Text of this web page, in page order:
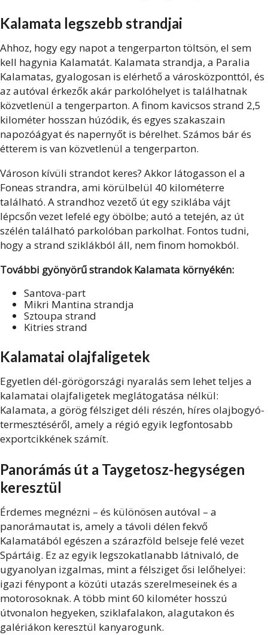
Kalamata legszebb strandjai
Ahhoz, hogy egy napot a tengerparton töltsön, el sem
kell hagynia Kalamatát. Kalamata strandja, a Paralia
Kalamatas, gyalogosan is elérhető a városközponttól, és
az autóval érkezők akár parkolóhelyet is találhatnak
közvetlenül a tengerparton. A finom kavicsos strand 2,5
kilométer hosszan húzódik, és egyes szakaszain
napozóágyat és napernyőt is bérelhet. Számos bár és
étterem is van közvetlenül a tengerparton.
Városon kívüli strandot keres? Akkor látogasson el a
Foneas strandra, ami körülbelül 40 kilométerre
található. A strandhoz vezető út egy sziklába vájt
lépcsőn vezet lefelé egy öbölbe; autó a tetején, az út
szélén található parkolóban parkolhat. Fontos tudni,
hogy a strand sziklákból áll, nem finom homokból.
További gyönyörű strandok Kalamata környékén:
Santova-part
Mikri Mantina strandja
Sztoupa strand
Kitries strand
Kalamatai olajfaligetek
Egyetlen dél-görögországi nyaralás sem lehet teljes a
kalamatai olajfaligetek meglátogatása nélkül:
Kalamata, a görög félsziget déli részén, híres olajbogyó-
termesztéséről, amely a régió egyik legfontosabb
exportcikkének számít.
Panorámás út a Taygetosz-hegységen
keresztül
Érdemes megnézni – és különösen autóval – a
panorámautat is, amely a távoli délen fekvő
Kalamatából egészen a szárazföld belseje felé vezet
Spártáig. Ez az egyik legszokatlanabb látnivaló, de
ugyanolyan izgalmas, mint a félsziget ősi lelőhelyei:
igazi fénypont a közúti utazás szerelmeseinek és a
motorosoknak. A több mint 60 kilométer hosszú
útvonalon hegyeken, sziklafalakon, alagutakon és
galériákon keresztül kanyarogunk.